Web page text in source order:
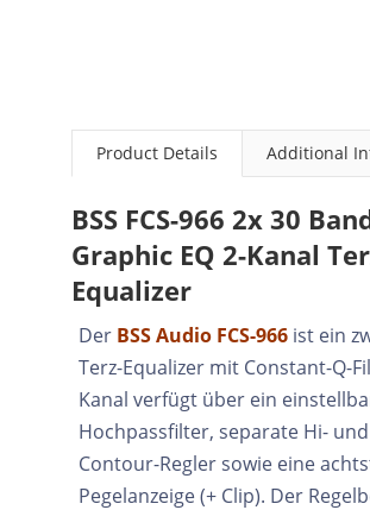
Product Details Additional
BSS FCS-966 2x 30
Graphic EQ 2-Kanal
Equalizer
DerBSS Audio FCS-966ist ein
Terz-Equalizer mit Constant-Q-
Kanal verfügt über ein
Hochpassfilter, separate Hi-
Contour-Regler sowie eine
Pegelanzeige (+ Clip). Der